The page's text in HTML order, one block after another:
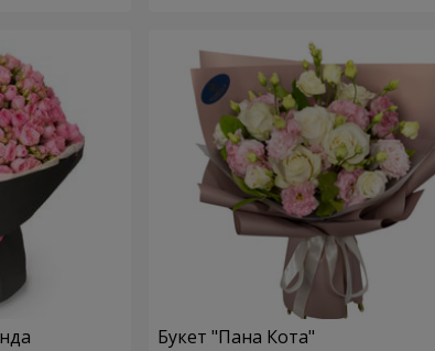
Букет "Пана Кота"